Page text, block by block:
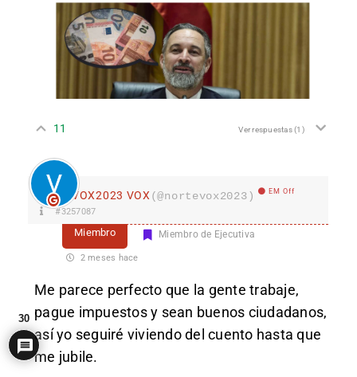
11 Ver respuestas(1)
VOX2023 VOX(@nortevox2023) EM Off
#3257087
Miembro Miembro de Ejecutiva
2 meses hace
Me parece perfecto que la gente trabaje,
pague impuestos y sean buenos ciudadanos,
así yo seguiré viviendo del cuento hasta que
me jubile.
30